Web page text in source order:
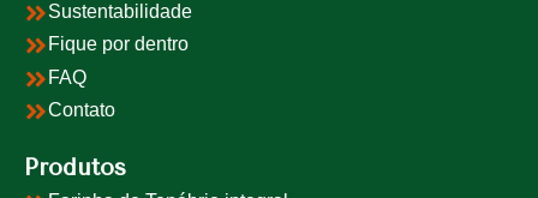
Sustentabilidade
Fique por dentro
FAQ
Contato
Produtos